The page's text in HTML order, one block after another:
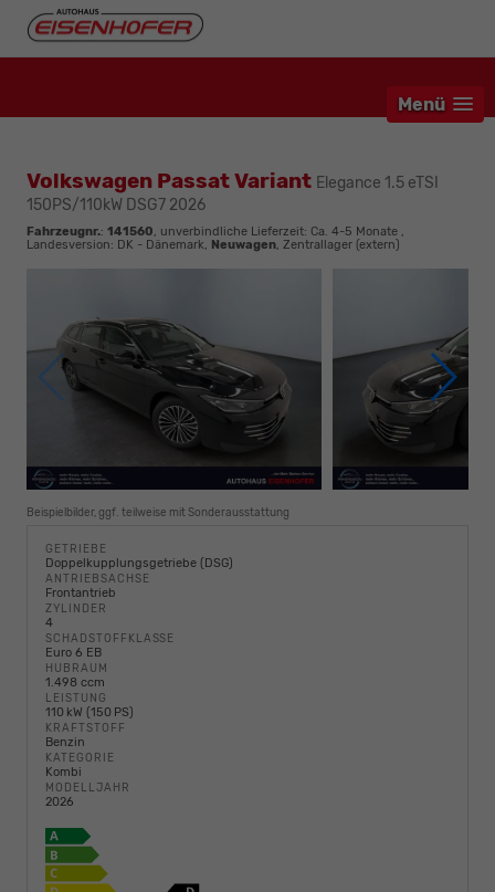
Menü
Volkswagen Passat Variant Elegance 1.5 eTSI
150PS/110kW DSG7 2026
Fahrzeugnr.: 141560, unverbindliche Lieferzeit: Ca. 4-5 Monate ,
Landesversion: DK - Dänemark, Neuwagen, Zentrallager (extern)
Beispielbilder, ggf. teilweise mit Sonderausstattung
GETRIEBE
Doppelkupplungsgetriebe (DSG)
ANTRIEBSACHSE
Frontantrieb
ZYLINDER
4
SCHADSTOFFKLASSE
Euro 6 EB
HUBRAUM
1.498 ccm
LEISTUNG
110 kW (150 PS)
KRAFTSTOFF
Benzin
KATEGORIE
Kombi
MODELLJAHR
2026